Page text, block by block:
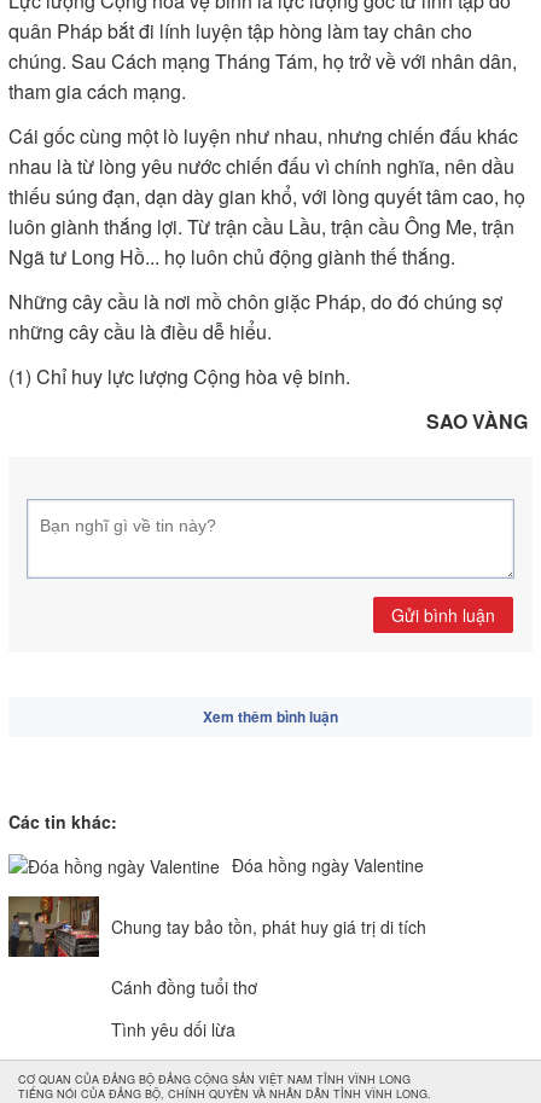
quân Pháp bắt đi lính luyện tập hòng làm tay chân cho
chúng. Sau Cách mạng Tháng Tám, họ trở về với nhân dân,
tham gia cách mạng.
Cái gốc cùng một lò luyện như nhau, nhưng chiến đấu khác
nhau là từ lòng yêu nước chiến đấu vì chính nghĩa, nên dầu
thiếu súng đạn, dạn dày gian khổ, với lòng quyết tâm cao, họ
luôn giành thắng lợi. Từ trận cầu Lầu, trận cầu Ông Me, trận
Ngã tư Long Hồ... họ luôn chủ động giành thế thắng.
Những cây cầu là nơi mồ chôn giặc Pháp, do đó chúng sợ
những cây cầu là điều dễ hiểu.
(1) Chỉ huy lực lượng Cộng hòa vệ binh.
SAO VÀNG
Gửi bình luận
Xem thêm bình luận
Các tin khác:
Đóa hồng ngày Valentine
Chung tay bảo tồn, phát huy giá trị di tích
Cánh đồng tuổi thơ
Tình yêu dối lừa
CƠ QUAN CỦA ĐẢNG BỘ ĐẢNG CỘNG SẢN VIỆT NAM TỈNH VĨNH LONG
TIẾNG NÓI CỦA ĐẢNG BỘ, CHÍNH QUYỀN VÀ NHÂN DÂN TỈNH VĨNH LONG.